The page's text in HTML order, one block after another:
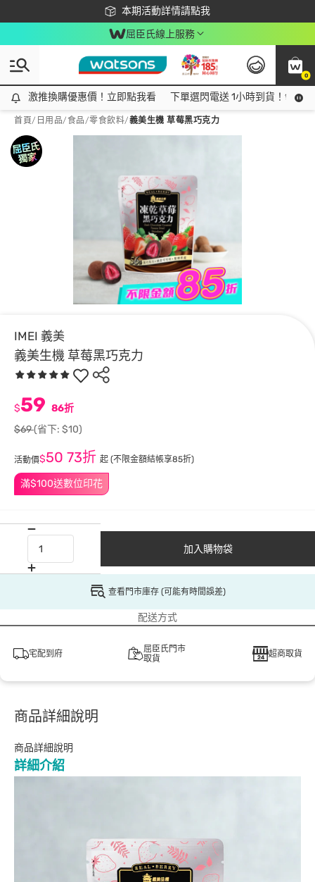
本期活動詳情請點我
下載app最高回饋$350
屈臣氏線上服務
0
激推換購優惠價！立即點我看
激推換購優惠價！立即點我看 下單選閃電送 1小時到貨！領神
首頁/ 日用品/食品/零食飲料/義美生機 草莓黑巧克力
IMEI 義美
義美生機 草莓黑巧克力
滿$100送數位印花
$59 86折
$69(省下: $10)
活動價$50 73折 起 (不限金額結帳享85折)
加入購物袋
查看門市庫存 (可能有時間誤差)
配送方式
宅配到府
屈臣氏門市
取貨
超商取貨
商品詳細說明
商品詳細說明
詳細介紹